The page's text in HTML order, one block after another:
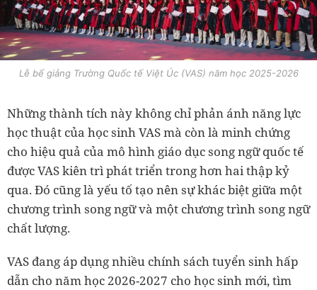
Lễ bế giảng Trường Quốc tế Việt Úc (VAS) năm học 2025-2026
Những thành tích này không chỉ phản ánh năng lực
học thuật của học sinh VAS mà còn là minh chứng
cho hiệu quả của mô hình giáo dục song ngữ quốc tế
được VAS kiên trì phát triển trong hơn hai thập kỷ
qua. Đó cũng là yếu tố tạo nên sự khác biệt giữa một
chương trình song ngữ và một chương trình song ngữ
chất lượng.
VAS đang áp dụng nhiều chính sách tuyển sinh hấp
dẫn cho năm học 2026-2027 cho học sinh mới, tìm